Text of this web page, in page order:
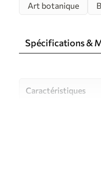
Art botanique
Spécifications &
Caractéristiques